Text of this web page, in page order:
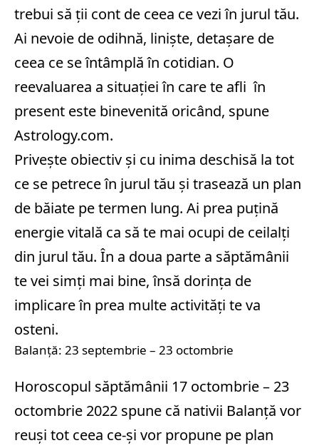
trebui să ții cont de ceea ce vezi în jurul tău.
Ai nevoie de odihnă, liniște, detașare de
ceea ce se întâmplă în cotidian. O
reevaluarea a situației în care te afli în
present este binevenită oricând, spune
Astrology.com.
Privește obiectiv și cu inima deschisă la tot
ce se petrece în jurul tău și trasează un plan
de băiate pe termen lung. Ai prea puțină
energie vitală ca să te mai ocupi de ceilalți
din jurul tău. În a doua parte a săptămânii
te vei simți mai bine, însă dorința de
implicare în prea multe activități te va
osteni.
Balanță: 23 septembrie – 23 octombrie
Horoscopul săptămânii 17 octombrie – 23
octombrie 2022 spune că nativii Balanță vor
reuși tot ceea ce-și vor propune pe plan